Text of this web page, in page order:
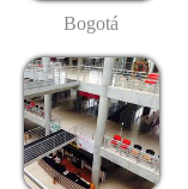
Bogotá